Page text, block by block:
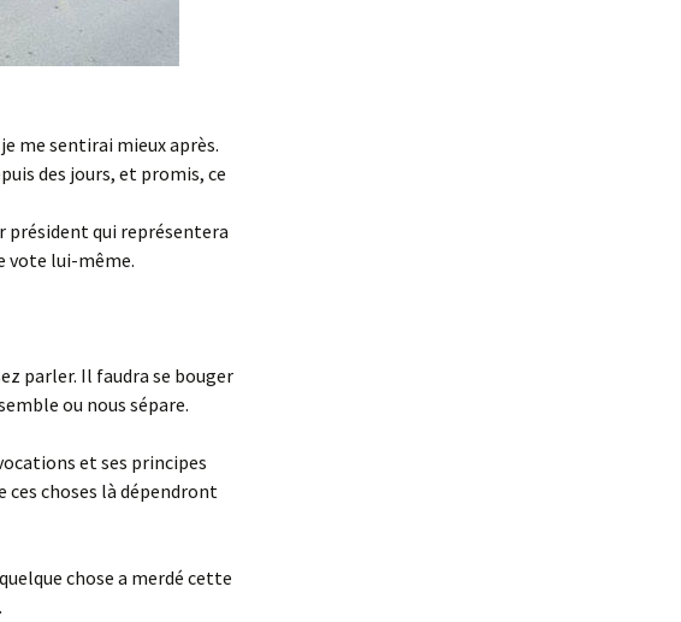
me sentirai mieux après.
des jours, et promis, ce
président qui représentera
vote lui-même.
parler. Il faudra se bouger
ou nous sépare.
et ses principes
ces choses là dépendront
chose a merdé cette